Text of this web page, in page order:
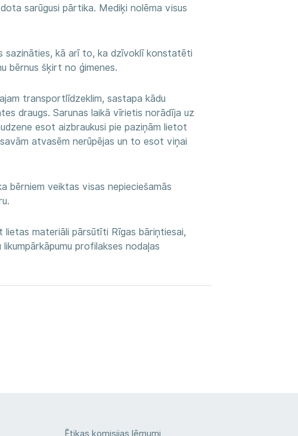
sarūgusi pārtika. Mediķi nolēma visus
sazināties, kā arī to, ka dzīvoklī konstatēti
bērnus šķirt no ģimenes.
transportlīdzeklim, sastapa kādu
draugs. Sarunas laikā vīrietis norādīja uz
esot aizbraukusi pie paziņām lietot
atvasēm nerūpējas un to esot viņai
bērniem veiktas visas nepieciešamās
materiāli pārsūtīti Rīgas bāriņtiesai,
profilakses nodaļas
Ētikas komisijas lēmumi